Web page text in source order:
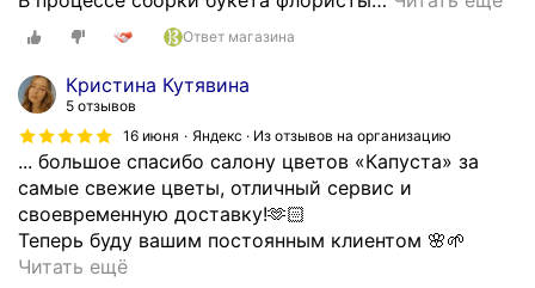
Ответ магазина
Кристина Кутявина
5 отзывов
16 июня
Яндекс · Из отзывов на организацию
... большое спасибо салону цветов «Капуста» за
самые свежие цветы, отличный сервис и
своевременную доставку!🫶🏻
Теперь буду вашим постоянным клиентом 🌸🌱
Читать ещёХ